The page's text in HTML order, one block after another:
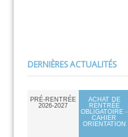
DERNIÈRES ACTUALITÉS
PRÉ-RENTRÉE
2026-2027
ACHAT DE
RENTRÉE
OBLIGATOIRE -
CAHIER
ORIENTATION